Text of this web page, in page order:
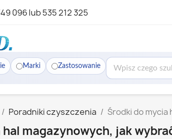
096 lub 535 212 325
Marki Zastosowanie
Poradniki czyszczenia Środki do mycia
magazynowych, jak